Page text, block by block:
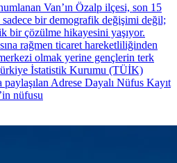
Van’ın Özalp ilçesi, son 15
sadece bir demografik değişimi değil;
bir çözülme hikayesini yaşıyor.
rağmen ticaret hareketliliğinden
olmak yerine gençlerin terk
İstatistik Kurumu (TÜİK)
paylaşılan Adrese Dayalı Nüfus Kayıt
nüfusu